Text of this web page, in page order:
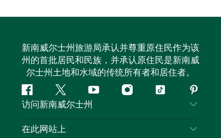
新南威尔士州旅游局承认并尊重原住民作为该
州的首批居民和民族，并承认原住民是新南威
尔士州土地和水域的传统所有者和居住者。
Facebook叽
叽
喳
YouTubeInstagram
抖
访问新南威尔士州
联系我们
在此网站上